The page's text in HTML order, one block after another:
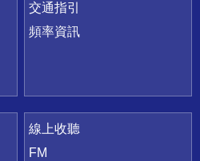
交通指引
頻率資訊
線上收聽
FM